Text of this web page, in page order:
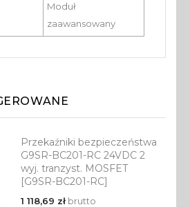
Moduł
zaawansowany
Przekaźniki bezpieczeństwa
G9SR-BC201-RC 24VDC 2
wyj. tranzyst. MOSFET
[G9SR-BC201-RC]
1 118,69 złbrutto